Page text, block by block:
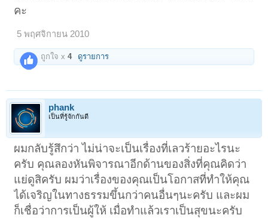
คะ
5 พฤศจิกายน 2010
ถูกใจ x4 ดูรายการ
phank
เป็นที่รู้จักกันดี
ผมกลับรู้สึกว่า ไม่น่าจะเป็นเรื่องที่เลวร้ายอะไรนะ
ครับ คุณลองหันพิจารณาอีกด้านของสิ่งที่คุณคิดว่า
แย่ดูสิครับ ผมว่าเรื่องของคุณเป็นโอกาสที่ทำให้คุณ
ได้เจริญในทางธรรมขึ้นกว่าคนอื่นๆนะครับ และผม
ก็เชื่อว่าการเป็นผู้ให้ เมื่อทำแล้วเราเป็นสุขนะครับ